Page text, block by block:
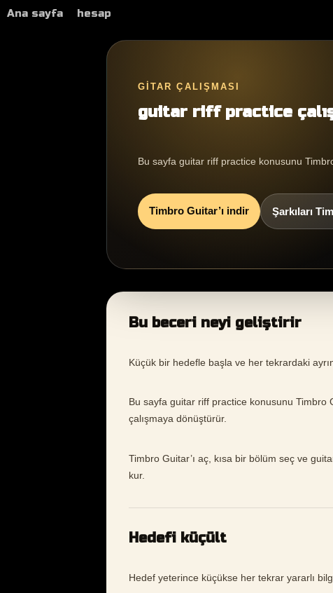
Ana sayfa hesap
GITAR ÇALIŞMASI
guitar riff practice
Bu sayfa guitar riff practice konusunu
Timbro Guitar’ı indir Şarkıları
Bu beceri neyi geliştirir
Küçük bir hedefle başla ve her tekrardaki
Bu sayfa guitar riff practice konusunu
çalışmaya dönüştürür.
Timbro Guitar’ı aç, kısa bir bölüm seç ve
kur.
Hedefi küçült
Hedef yeterince küçükse her tekrar yararlı